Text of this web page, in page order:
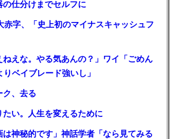
の仕分けまでセルフに
赤字、「史上初のマイナスキャッシュフ
ねえな。やる気あんの？」ワイ「ごめん
ベイブレード強いし」
ク、去る
たい。人生を変えるために
神秘的です」神話学者「なら見てみる